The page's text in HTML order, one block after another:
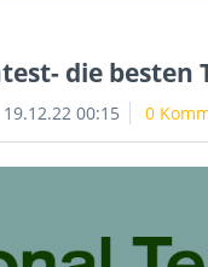
die besten
19.12.22 00:15 0